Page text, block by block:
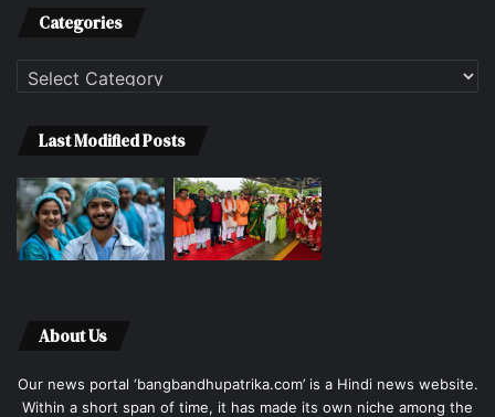
Categories
Categories
Last Modified Posts
About Us
Our news portal ‘bangbandhupatrika.com’ is a Hindi news website.
Within a short span of time, it has made its own niche among the